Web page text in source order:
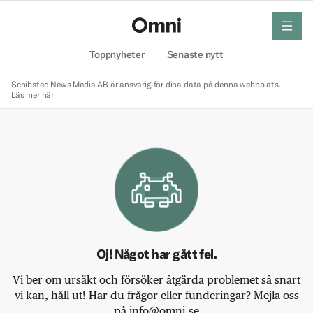
Toppnyheter Senaste nytt
meny
Schibsted News Media AB är ansvarig för dina data på denna webbplats.
Läs mer här
Oj! Något har gått fel.
Vi ber om ursäkt och försöker åtgärda problemet så snart
vi kan, håll ut! Har du frågor eller funderingar? Mejla oss